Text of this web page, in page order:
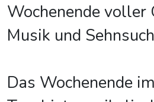
Wochenende voller
Musik und
Das Wochenende